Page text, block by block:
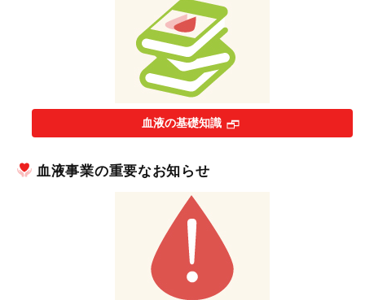
血液の基礎知識
血液事業の重要なお知らせ